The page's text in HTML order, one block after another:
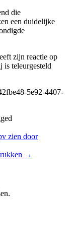
die
een duidelijke
zijn reactie op
is teleurgesteld
5e92-4407-
zien door
→